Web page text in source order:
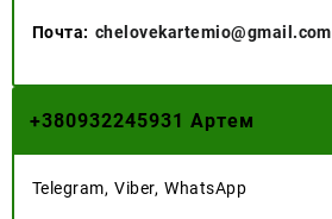
Почта: chelovekartemio@gmail.com
+380932245931 Артем
Telegram, Viber, WhatsApp